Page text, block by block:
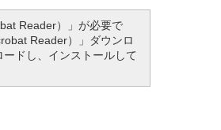
Reader）」が必要で
Reader）」ダウンロ
ドし、インストールして